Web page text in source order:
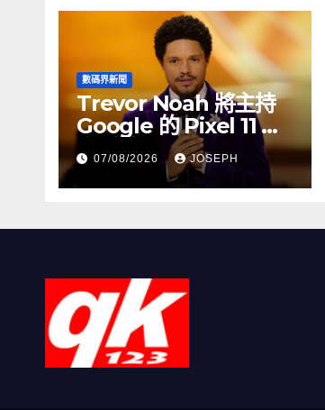
數碼界新聞
Trevor Noah 將主持
Google 的 Pixel 11 推
介活動
07/08/2026 JOSEPH